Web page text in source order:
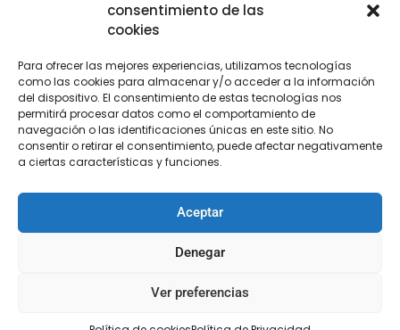
consentimiento de las
cookies
Para ofrecer las mejores experiencias, utilizamos tecnologías
como las cookies para almacenar y/o acceder a la información
del dispositivo. El consentimiento de estas tecnologías nos
permitirá procesar datos como el comportamiento de
navegación o las identificaciones únicas en este sitio. No
consentir o retirar el consentimiento, puede afectar negativamente
a ciertas características y funciones.
Aceptar
Denegar
Ver preferencias
COMPRA
SEGURA
ENVÍO 24-48H TIENDA FÍSICA